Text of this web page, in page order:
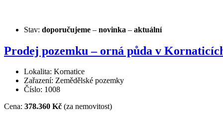
Stav: doporučujeme – novinka – aktuální
Prodej pozemku – orná půda v
Lokalita: Kornatice
Zařazení: Zemědělské pozemky
Číslo: 1008
Cena: 378.360 Kč (za nemovitost)